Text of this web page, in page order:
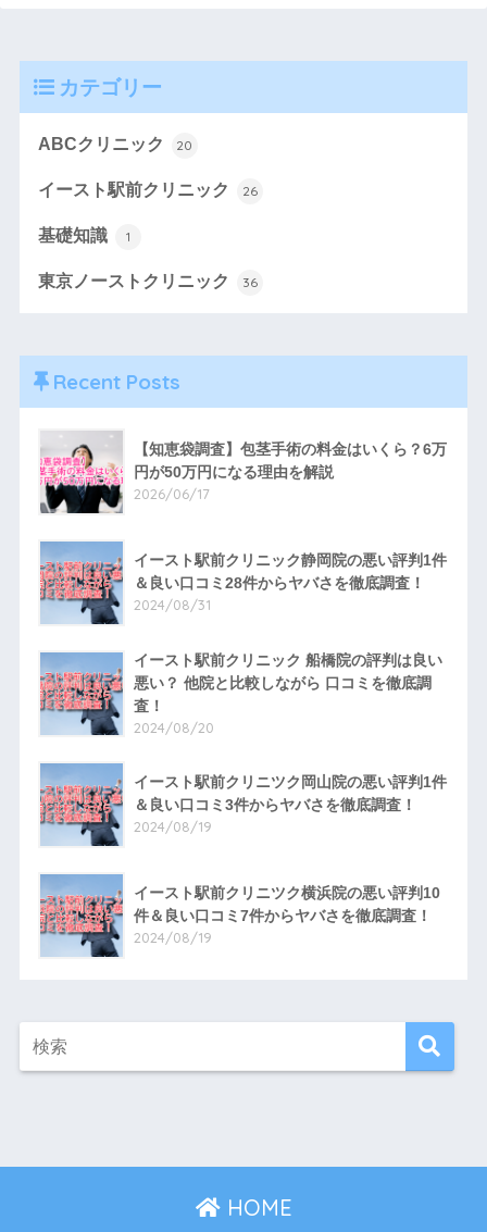
カテゴリー
ABCクリニック 20
イースト駅前クリニック 26
基礎知識 1
東京ノーストクリニック 36
Recent Posts
【知恵袋調査】包茎手術の料金はいくら？6万
円が50万円になる理由を解説
2026/06/17
イースト駅前クリニック静岡院の悪い評判1件
＆良い口コミ28件からヤバさを徹底調査！
2024/08/31
イースト駅前クリニック 船橋院の評判は良い
悪い？ 他院と比較しながら 口コミを徹底調
査！
2024/08/20
イースト駅前クリニツク岡山院の悪い評判1件
＆良い口コミ3件からヤバさを徹底調査！
2024/08/19
イースト駅前クリニツク横浜院の悪い評判10
件＆良い口コミ7件からヤバさを徹底調査！
2024/08/19
HOME